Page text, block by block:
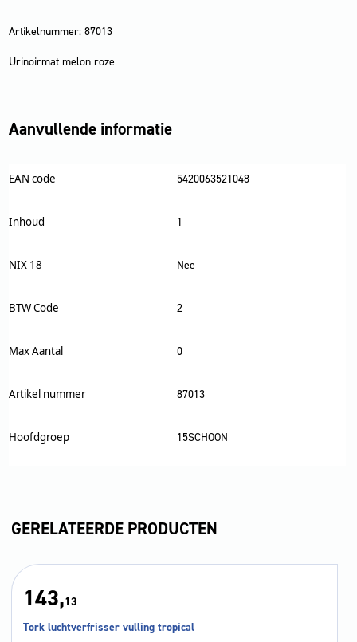
Artikelnummer: 87013
Urinoirmat melon roze
Aanvullende informatie
EAN code 5420063521048
Inhoud 1
NIX 18 Nee
BTW Code 2
Max Aantal 0
Artikel nummer 87013
Hoofdgroep 15SCHOON
GERELATEERDE PRODUCTEN
143,13
Tork luchtverfrisser vulling tropical